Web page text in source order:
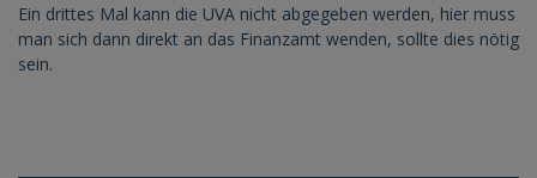
Ein drittes Mal kann die UVA nicht abgegeben werden, hier muss
man sich dann direkt an das Finanzamt wenden, sollte dies nötig
sein.